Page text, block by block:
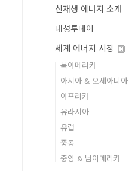
신재생 에너지 소개
대성투데이
세계 에너지 시장
북아메리카
아시아 & 오세아니아
아프리카
유라시아
유럽
중동
중앙 & 남아메리카